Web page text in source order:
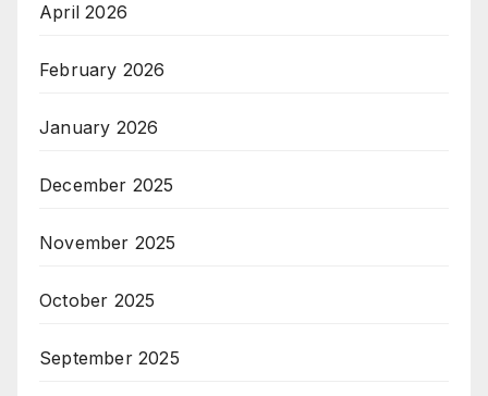
April 2026
February 2026
January 2026
December 2025
November 2025
October 2025
September 2025